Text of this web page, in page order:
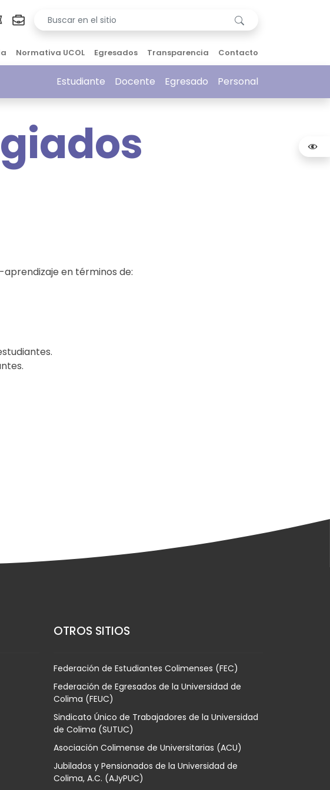
Normativa UCOL Egresados Transparencia Contacto
Estudiante Docente Egresado Personal
en términos de:
OTROS SITIOS
Federación de Estudiantes Colimenses (FEC)
Federación de Egresados de la Universidad de
Colima (FEUC)
Sindicato Único de Trabajadores de la Universidad
de Colima (SUTUC)
Asociación Colimense de Universitarias (ACU)
Jubilados y Pensionados de la Universidad de
Colima, A.C. (AJyPUC)